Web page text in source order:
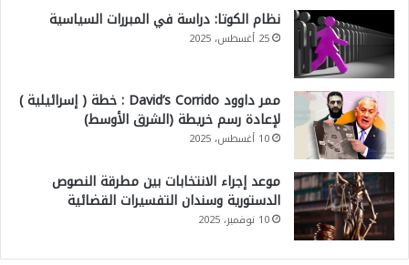
نظام الكوتا: دراسة في المبررات السياسية
25 أغسطس، 2025
ممر داوود David’s Corrido : خطة ( إسرائيلية )
لإعادة رسم خريطة (الشرق الأوسط)
10 أغسطس، 2025
موعد إجراء الانتخابات بين مطرقة النصوص
الدستورية وسندان التفسيرات القضائية
10 نوفمبر، 2025